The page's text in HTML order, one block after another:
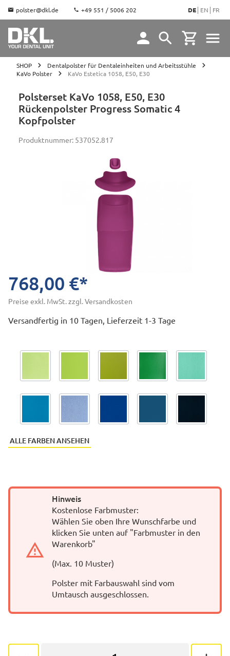
polster@dkl.de +49 551 / 5006 202 DE EN FR
SHOP
Dentalpolster für Dentaleinheiten und Arbeitsstühle
KaVo Polster
KaVo Estetica 1058, E50, E30
Polsterset KaVo 1058, E50, E30
Rückenpolster Progress Somatic 4
Kopfpolster
Produktnummer: 537052.817
768,00 €*
Preise exkl. MwSt. zzgl. Versandkosten
Versandfertig in 10 Tagen, Lieferzeit 1-3 Tage
ALLE FARBEN ANSEHEN
Hinweis
Kostenlose Farbmuster:
Wählen Sie oben Ihre Wunschfarbe und
klicken Sie unten auf "Farbmuster in den
Warenkorb"
(Max. 10 Muster)
Polster mit Farbauswahl sind vom
Umtausch ausgeschlossen.